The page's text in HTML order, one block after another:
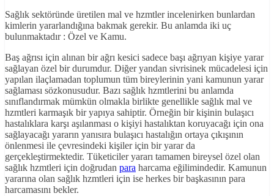
Sağlık sektöründe üretilen mal ve hzmtler incelenirken bunlardan
kimlerin yararlandığına bakmak gerekir. Bu anlamda iki uç
bulunmaktadır : Özel ve Kamu.
Baş ağrısı için alınan bir ağrı kesici sadece başı ağrıyan kişiye yarar
sağlayan özel bir durumdur. Diğer yandan sivrisinek mücadelesi için
yapılan ilaçlamadan toplumun tüm bireylerinin yani kamunun yarar
sağlaması sözkonusudur. Bazı sağlık hzmtlerini bu anlamda
sınıflandırmak mümkün olmakla birlikte genellikle sağlık mal ve
hzmtleri karmaşık bir yapıya sahiptir. Örneğin bir kişinin bulaşıcı
hastalıklara karşı aşılanması o kişiyi hastalıktan koruyacağı için ona
sağlayacağı yararın yanısıra bulaşıcı hastalığın ortaya çıkışının
önlenmesi ile çevresindeki kişiler için bir yarar da
gerçekleştirmektedir. Tüketiciler yararı tamamen bireysel özel olan
sağlık hzmtleri için doğrudan para harcama eğilimindedir. Kamunun
yararına olan sağlık hzmtleri için ise herkes bir başkasının para
harcamasını bekler.